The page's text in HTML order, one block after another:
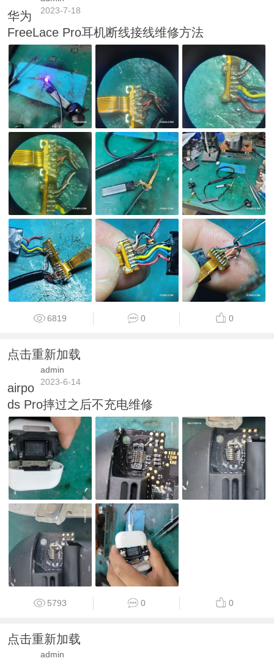
2023-7-18
华为
FreeLace Pro耳机断线接线维修方法
6819 0 0
点击重新加载
admin
2023-6-14
airpo
ds Pro摔过之后不充电维修
5793 0 0
点击重新加载
admin